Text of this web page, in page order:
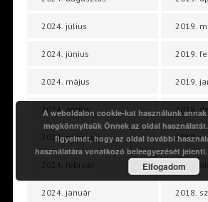
2024. július
2024. június
2024. május
2024. április
2024. március
2024. február
2024. január
2019.
2019.
2019.
2018.
2018.
2018.
2018.
A weboldalon cookie-kat használunk
megkönnyítsük Önnek az oldal
figyelmét, hogy az oldal további
használatára vonatkozó beleegyezését
Elfogadom